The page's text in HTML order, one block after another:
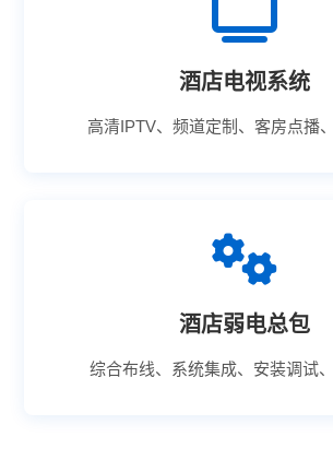
酒店电视系统
高清IPTV、频道定制、客房点播
酒店弱电总包
综合布线、系统集成、安装调试